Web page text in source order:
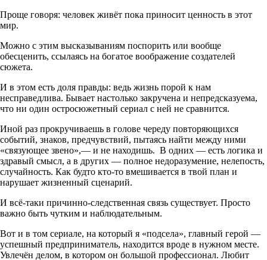
Проще говоря: человек живёт пока приносит ценность в этот
мир.
Можно с этим высказываниям поспорить или вообще
обесценить, ссылаясь на богатое воображение создателей
сюжета.
И в этом есть доля правды: ведь жизнь порой к нам
несправедлива. Бывает настолько закручена и непредсказуема,
что ни один остросюжетный сериал с ней не сравнится.
Иной раз прокручиваешь в голове череду повторяющихся
событий, знаков, предчувствий, пытаясь найти между ними
«связующее звено»,— и не находишь. В одних — есть логика и
здравый смысл, а в других — полное недоразумение, нелепость,
случайность. Как будто кто-то вмешивается в твой план и
нарушает жизненный сценарий.
И всё-таки причинно-следственная связь существует. Просто
важно быть чутким и наблюдательным.
Вот и в том сериале, на который я «подсела», главный герой —
успешный предприниматель, находится вроде в нужном месте.
Увлечён делом, в котором он большой профессионал. Любит